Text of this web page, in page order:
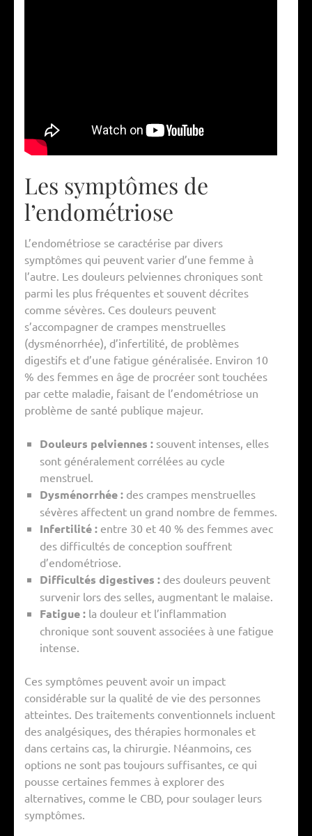
Les symptômes de
l’endométriose
L’endométriose se caractérise par divers
symptômes qui peuvent varier d’une femme à
l’autre. Les douleurs pelviennes chroniques sont
parmi les plus fréquentes et souvent décrites
comme sévères. Ces douleurs peuvent
s’accompagner de crampes menstruelles
(dysménorrhée), d’infertilité, de problèmes
digestifs et d’une fatigue généralisée. Environ 10
% des femmes en âge de procréer sont touchées
par cette maladie, faisant de l’endométriose un
problème de santé publique majeur.
Douleurs pelviennes : souvent intenses, elles
sont généralement corrélées au cycle
menstruel.
Dysménorrhée : des crampes menstruelles
sévères affectent un grand nombre de femmes.
Infertilité : entre 30 et 40 % des femmes avec
des difficultés de conception souffrent
d’endométriose.
Difficultés digestives : des douleurs peuvent
survenir lors des selles, augmentant le malaise.
Fatigue : la douleur et l’inflammation
chronique sont souvent associées à une fatigue
intense.
Ces symptômes peuvent avoir un impact
considérable sur la qualité de vie des personnes
atteintes. Des traitements conventionnels incluent
des analgésiques, des thérapies hormonales et
dans certains cas, la chirurgie. Néanmoins, ces
options ne sont pas toujours suffisantes, ce qui
pousse certaines femmes à explorer des
alternatives, comme le CBD, pour soulager leurs
symptômes.